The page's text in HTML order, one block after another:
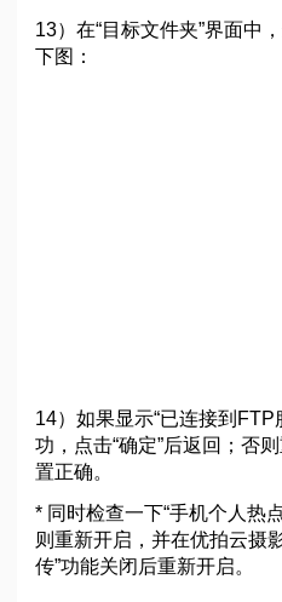
13）在“目标文件夹”界面中
下图：
14）如果显示“已连接到
功，点击“确定”后返回；否
置正确。
* 同时检查一下“手机个人热
则重新开启，并在优拍云摄
传”功能关闭后重新开启。